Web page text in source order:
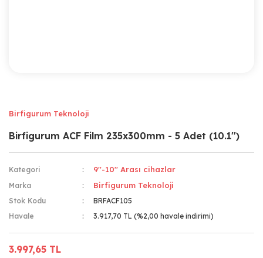
Birfigurum Teknoloji
Birfigurum ACF Film 235x300mm - 5 Adet (10.1'')
Kategori 9''-10'' Arası cihazlar
Marka Birfigurum Teknoloji
Stok Kodu
BRFACF105
Havale
3.917,70 TL (%2,00 havale indirimi)
3.997,65 TL